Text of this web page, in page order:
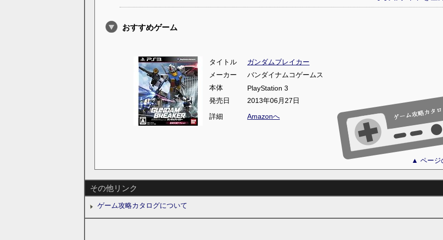
おすすめゲーム
タイトル
ガンダムブレイカー
メーカー
バンダイナムコゲームス
本体
PlayStation 3
発売日
2013年06月27日
詳細
Amazonへ
▲ ページ
その他リンク
ゲーム攻略カタログについて